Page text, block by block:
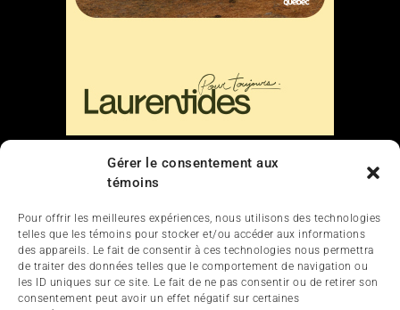
Gérer le consentement aux
témoins
Pour offrir les meilleures expériences, nous utilisons des technologies
telles que les témoins pour stocker et/ou accéder aux informations
des appareils. Le fait de consentir à ces technologies nous permettra
de traiter des données telles que le comportement de navigation ou
les ID uniques sur ce site. Le fait de ne pas consentir ou de retirer son
consentement peut avoir un effet négatif sur certaines
Nous contacter